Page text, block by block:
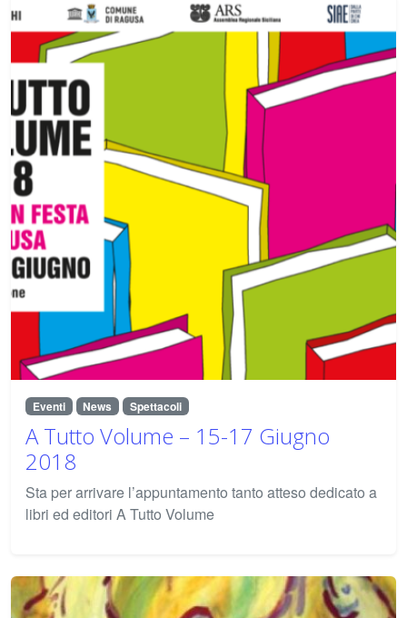
Eventi News Spettacoli
A Tutto Volume – 15-17 Giugno
2018
Sta per arrivare l’appuntamento tanto atteso dedicato a
libri ed editori A Tutto Volume